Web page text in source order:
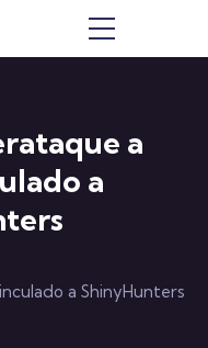
a
a
a ShinyHunters